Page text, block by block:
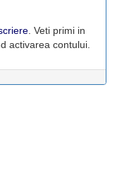
. Veti primi in
activarea contului.